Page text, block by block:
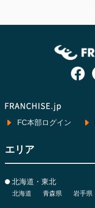
FC本部ログイン
エリア
北海道・東北
北海道 青森県 岩手県